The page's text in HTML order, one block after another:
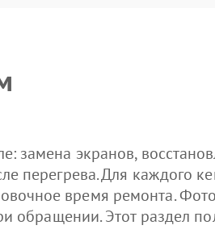
замена экранов,
перегрева. Для каждого
время ремонта.
обращении. Этот раздел